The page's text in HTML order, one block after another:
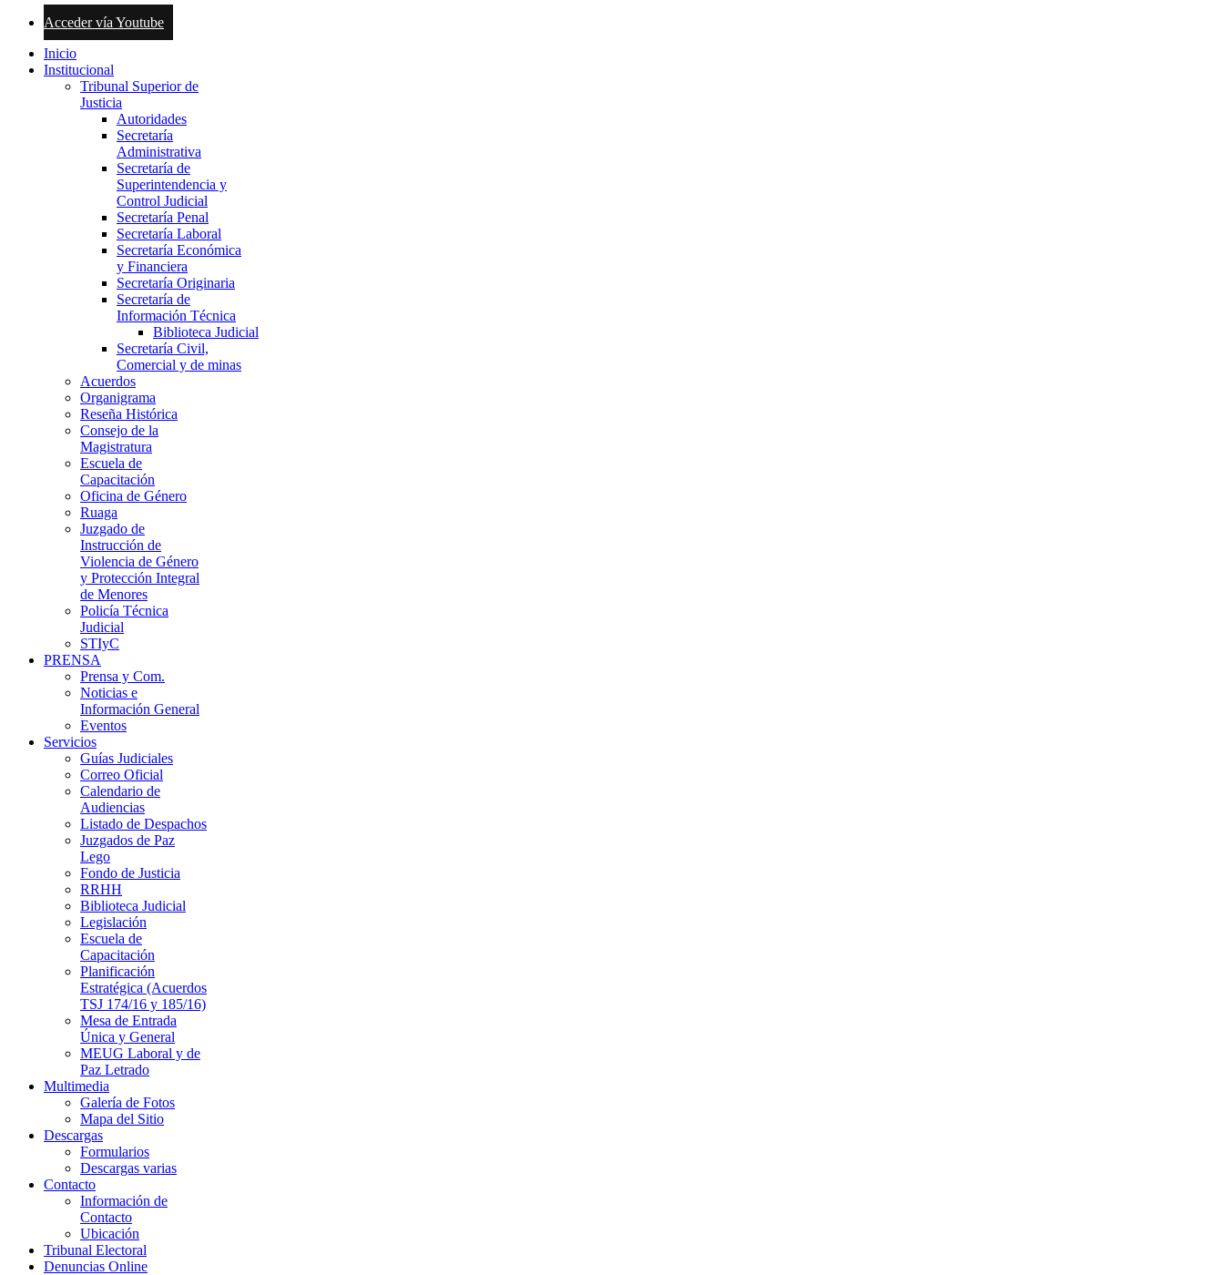
Acceder vía Youtube
Inicio
Institucional
Tribunal Superior de
Justicia
Autoridades
Secretaría
Administrativa
Secretaría de
Superintendencia y
Control Judicial
Secretaría Penal
Secretaría Laboral
Secretaría Económica
y Financiera
Secretaría Originaria
Secretaría de
Información Técnica
Biblioteca Judicial
Secretaría Civil,
Comercial y de minas
Acuerdos
Organigrama
Reseña Histórica
Consejo de la
Magistratura
Escuela de
Capacitación
Oficina de Género
Ruaga
Juzgado de
Instrucción de
Violencia de Género
y Protección Integral
de Menores
Policía Técnica
Judicial
STIyC
PRENSA
Prensa y Com.
Noticias e
Información General
Eventos
Servicios
Guías Judiciales
Correo Oficial
Calendario de
Audiencias
Listado de Despachos
Juzgados de Paz
Lego
Fondo de Justicia
RRHH
Biblioteca Judicial
Legislación
Escuela de
Capacitación
Planificación
Estratégica (Acuerdos
TSJ 174/16 y 185/16)
Mesa de Entrada
Única y General
MEUG Laboral y de
Paz Letrado
Multimedia
Galería de Fotos
Mapa del Sitio
Descargas
Formularios
Descargas varias
Contacto
Información de
Contacto
Ubicación
Tribunal Electoral
Denuncias Online